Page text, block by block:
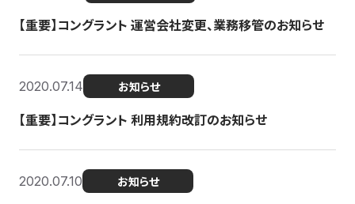
【重要】コングラント 運営会社変更、業務移管のお知らせ
2020.07.14 お知らせ
【重要】コングラント 利用規約改訂のお知らせ
2020.07.10 お知らせ